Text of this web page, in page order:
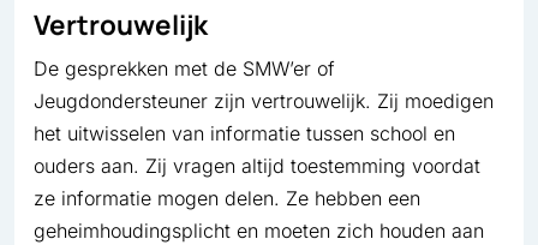
Vertrouwelijk
De gesprekken met de SMW’er of
Jeugdondersteuner zijn vertrouwelijk. Zij moedigen
het uitwisselen van informatie tussen school en
ouders aan. Zij vragen altijd toestemming voordat
ze informatie mogen delen. Ze hebben een
geheimhoudingsplicht en moeten zich houden aan